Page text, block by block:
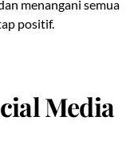
menangani semua
positif.
Media